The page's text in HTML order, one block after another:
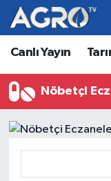
Canlı Yayın
Nöbetçi
Hava Durumu
Trafik
Süper Lig